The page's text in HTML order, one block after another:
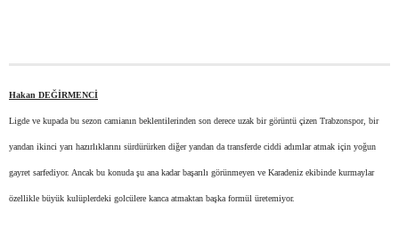
Hakan DEĞİRMENCİ
Ligde ve kupada bu sezon camianın beklentilerinden son derece uzak bir görüntü çizen Trabzonspor, bir
yandan ikinci yarı hazırlıklarını sürdürürken diğer yandan da transferde ciddi adımlar atmak için yoğun
gayret sarfediyor. Ancak bu konuda şu ana kadar başarılı görünmeyen ve Karadeniz ekibinde kurmaylar
özellikle büyük kulüplerdeki golcülere kanca atmaktan başka formül üretemiyor.